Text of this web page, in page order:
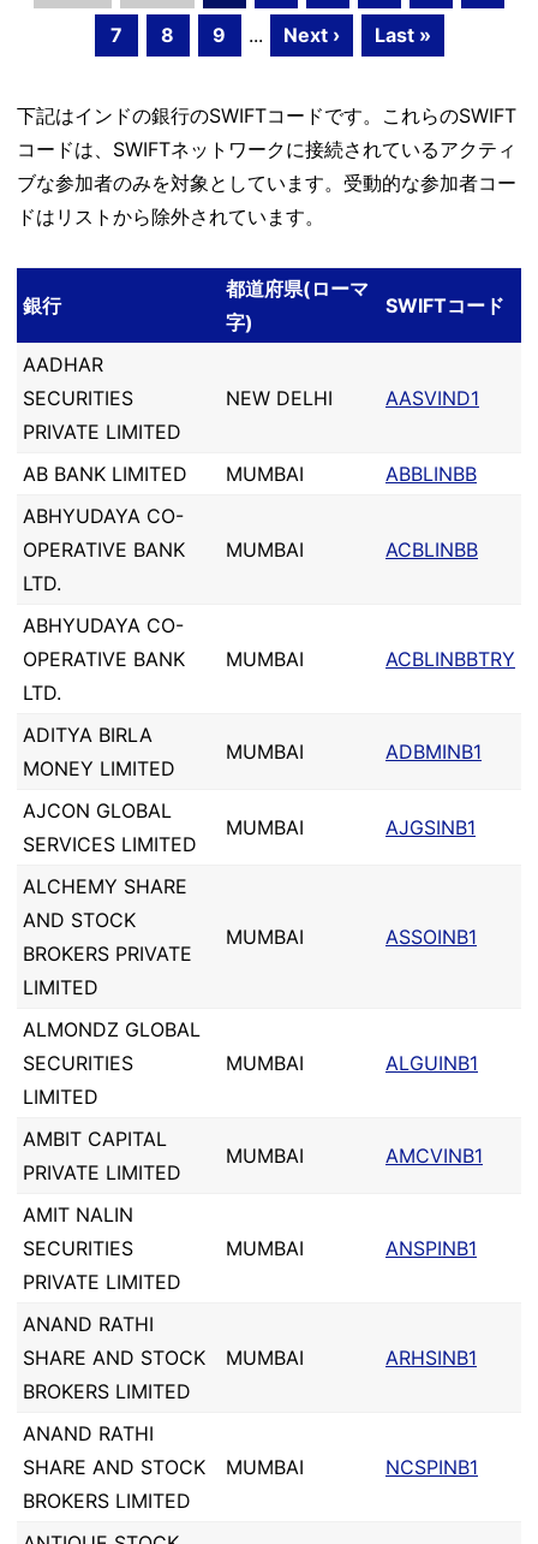
7
8 9 ... Next › Last »
下記はインドの銀行のSWIFTコードです。これらのSWIFT
コードは、SWIFTネットワークに接続されているアクティ
ブな参加者のみを対象としています。受動的な参加者コー
ドはリストから除外されています。
銀行
都道府県(ローマ
字)
SWIFTコード
AADHAR
SECURITIES
PRIVATE LIMITED
NEW DELHI AASVIND1
AB BANK LIMITED MUMBAI
ABBLINBB
ABHYUDAYA CO-
OPERATIVE BANK
LTD.
MUMBAI ACBLINBB
ABHYUDAYA CO-
OPERATIVE BANK
LTD.
MUMBAI ACBLINBBTRY
ADITYA BIRLA
MONEY LIMITED
MUMBAI ADBMINB1
AJCON GLOBAL
SERVICES LIMITED
MUMBAI AJGSINB1
ALCHEMY SHARE
AND STOCK
BROKERS PRIVATE
LIMITED
MUMBAI ASSOINB1
ALMONDZ GLOBAL
SECURITIES
LIMITED
MUMBAI ALGUINB1
AMBIT CAPITAL
PRIVATE LIMITED
MUMBAI AMCVINB1
AMIT NALIN
SECURITIES
PRIVATE LIMITED
MUMBAI ANSPINB1
ANAND RATHI
SHARE AND STOCK
BROKERS LIMITED
MUMBAI ARHSINB1
ANAND RATHI
SHARE AND STOCK
BROKERS LIMITED
MUMBAI NCSPINB1